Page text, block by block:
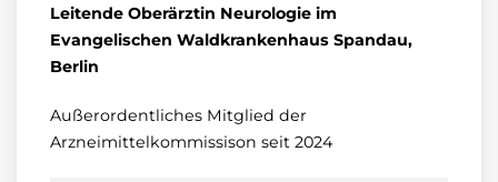
Leitende Oberärztin Neurologie im
Evangelischen Waldkrankenhaus Spandau,
Berlin
Außerordentliches Mitglied der
Arzneimittelkommissison seit 2024